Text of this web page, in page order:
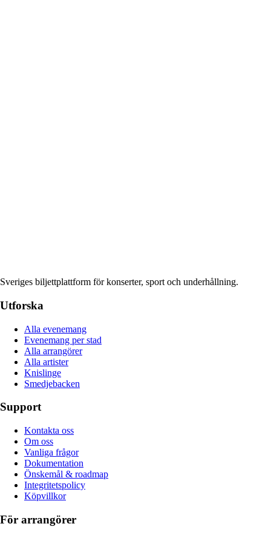
Sveriges biljettplattform för konserter, sport och underhållning.
Utforska
Alla evenemang
Evenemang per stad
Alla arrangörer
Alla artister
Knislinge
Smedjebacken
Support
Kontakta oss
Om oss
Vanliga frågor
Dokumentation
Önskemål & roadmap
Integritetspolicy
Köpvillkor
För arrangörer